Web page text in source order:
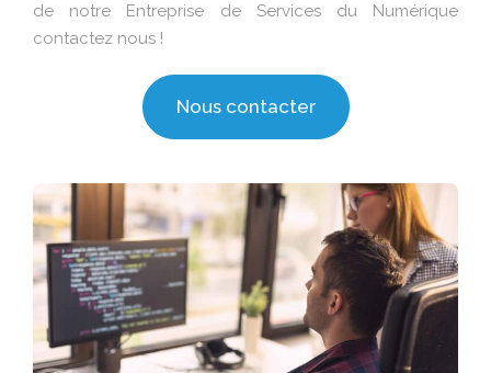
de notre Entreprise de Services du Numérique
contactez nous !
Nous contacter